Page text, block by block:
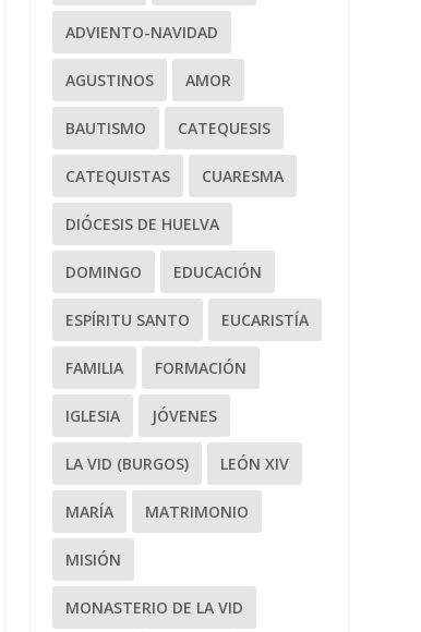
ADVIENTO-NAVIDAD
AGUSTINOS AMOR
BAUTISMO CATEQUESIS
CATEQUISTAS CUARESMA
DIÓCESIS DE HUELVA
DOMINGO EDUCACIÓN
ESPÍRITU SANTO EUCARISTÍA
FAMILIA FORMACIÓN
IGLESIA JÓVENES
LA VID (BURGOS) LEÓN XIV
MARÍA MATRIMONIO
MISIÓN
MONASTERIO DE LA VID